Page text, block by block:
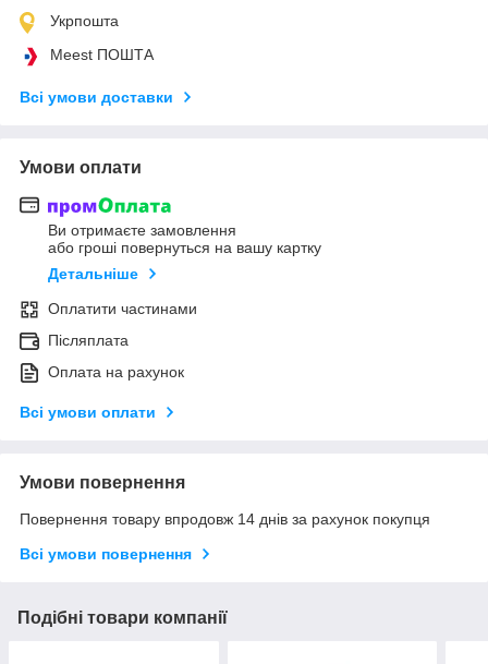
Укрпошта
Meest ПОШТА
Всі умови доставки
Умови оплати
Ви отримаєте замовлення
або гроші повернуться на вашу картку
Детальніше
Оплатити частинами
Післяплата
Оплата на рахунок
Всі умови оплати
Умови повернення
Повернення товару впродовж 14 днів за рахунок покупця
Всі умови повернення
Подібні товари компанії